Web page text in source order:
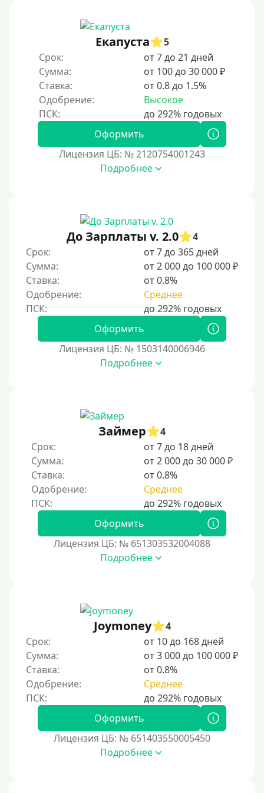
Под ПТС спецтехники
Под ПТС грузового автомобиля
Авто без ПТС
Цель
На Новый Год
Чтобы улучшить кредитную историю, важно
регулярно и своевременно погашать задолженности,
избегать просрочек и контролировать кредитный
рейтинг. Также полезно использовать кредитные
Для закрытия прочих кредитных обязательств
До зарплаты
Для ИП
Для бизнеса
Документы
По водительскому удостоверению
Без СНИЛСа
По паспорту
Без паспорта
По фото
Без подтверждения дохода
Без справок и поручителей
Под 1 %
С пролонгацией (продлением)
Под высокий процент
Без комиссии
В рассрочку
С ежемесячным платежом
Екапуста
5
Срок:
от 7 до 21 дней
Сумма:
от 100 до 30 000 ₽
Ставка:
от 0.8 до 1.5%
Одобрение:
Высокое
Оформить
Лицензия ЦБ: № 2120754001243
Подробнее
До Зарплаты v. 2.0
4
Срок:
от 7 до 365 дней
Сумма:
от 2 000 до 100 000 ₽
Ставка:
от 0.8%
Одобрение:
Среднее
Оформить
Лицензия ЦБ: № 1503140006946
Подробнее
Займер
4
Срок:
от 7 до 18 дней
Сумма:
от 2 000 до 30 000 ₽
Ставка:
от 0.8%
Одобрение:
Среднее
Оформить
Лицензия ЦБ: № 651303532004088
Подробнее
Joymoney
4
Срок:
от 10 до 168 дней
Сумма:
от 3 000 до 100 000 ₽
Ставка:
от 0.8%
Одобрение:
Среднее
Оформить
Лицензия ЦБ: № 651403550005450
Подробнее